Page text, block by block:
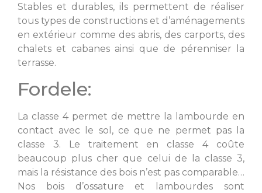
Stables et durables, ils permettent de réaliser
tous types de constructions et d’aménagements
en extérieur comme des abris, des carports, des
chalets et cabanes ainsi que de pérenniser la
terrasse.
Fordele:
La classe 4 permet de mettre la lambourde en
contact avec le sol, ce que ne permet pas la
classe 3. Le traitement en classe 4 coûte
beaucoup plus cher que celui de la classe 3,
mais la résistance des bois n’est pas comparable…
Nos bois d’ossature et lambourdes sont